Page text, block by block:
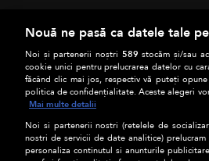
Nouă ne pasă ca datele tale
Noi și partenerii noștri 589 stocăm și/sau
cookie unici pentru prelucrarea datelor cu
făcând clic mai jos, respectiv vă puteți
politica de confidențialitate. Aceste alegeri
Mai multe detalii
Noi si partenerii nostri (retelele de
nostri de servicii de date analitice)
personaliza continutul si anunturile